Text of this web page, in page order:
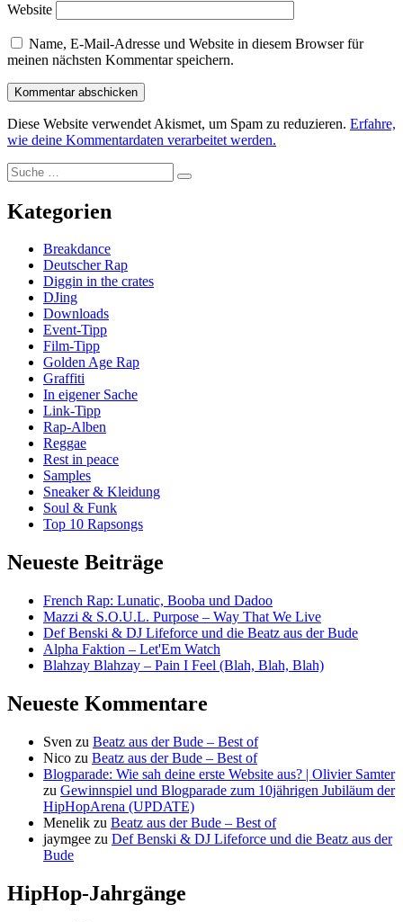
Website
Name, E-Mail-Adresse und Website in diesem Browser für
meinen nächsten Kommentar speichern.
Diese Website verwendet Akismet, um Spam zu reduzieren. Erfahre,
wie deine Kommentardaten verarbeitet werden.
Suche
nach:
Suche
Kategorien
Breakdance
Deutscher Rap
Diggin in the crates
DJing
Downloads
Event-Tipp
Film-Tipp
Golden Age Rap
Graffiti
In eigener Sache
Link-Tipp
Rap-Alben
Reggae
Rest in peace
Samples
Sneaker & Kleidung
Soul & Funk
Top 10 Rapsongs
Neueste Beiträge
French Rap: Lunatic, Booba und Dadoo
Mazzi & S.O.U.L. Purpose – Way That We Live
Def Benski & DJ Lifeforce und die Beatz aus der Bude
Alpha Faktion – Let'Em Watch
Blahzay Blahzay – Pain I Feel (Blah, Blah, Blah)
Neueste Kommentare
Sven zu Beatz aus der Bude – Best of
Nico zu Beatz aus der Bude – Best of
Blogparade: Wie sah deine erste Website aus? | Olivier Samter
zu Gewinnspiel und Blogparade zum 10jährigen Jubiläum der
HipHopArena (UPDATE)
Menelik zu Beatz aus der Bude – Best of
jaymgee zu Def Benski & DJ Lifeforce und die Beatz aus der
Bude
HipHop-Jahrgänge